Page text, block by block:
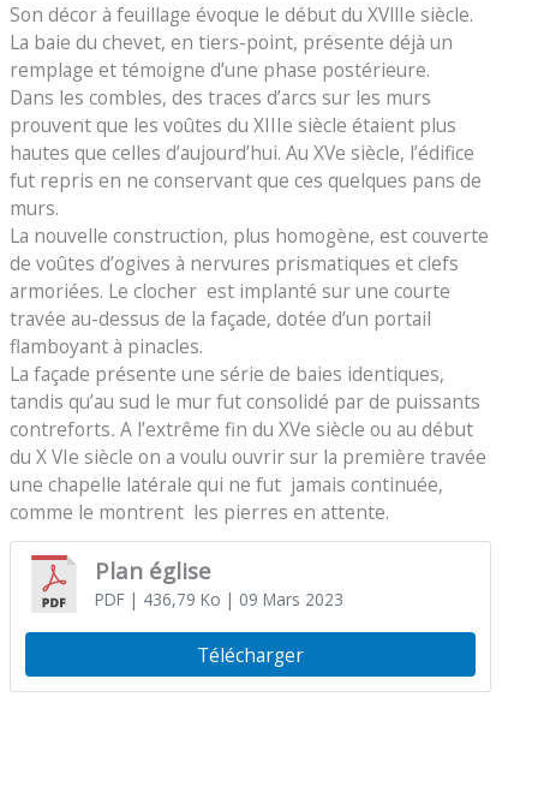
Son décor à feuillage évoque le début du XVllIe siècle.
La baie du chevet, en tiers-point, présente déjà un
remplage et témoigne d’une phase postérieure.
Dans les combles, des traces d’arcs sur les murs
prouvent que les voûtes du XIIIe siècle étaient plus
hautes que celles d’aujourd’hui. Au XVe siècle, l’édifice
fut repris en ne conservant que ces quelques pans de
murs.
La nouvelle construction, plus homogène, est couverte
de voûtes d’ogives à nervures prismatiques et clefs
armoriées. Le clocher est implanté sur une courte
travée au-dessus de la façade, dotée d’un portail
flamboyant à pinacles.
La façade présente une série de baies identiques,
tandis qu’au sud le mur fut consolidé par de puissants
contreforts.A l’extrême fin du XVe siècle ou au début
du X VIe siècle on a voulu ouvrir sur la première travée
une chapelle latérale qui ne fut jamais continuée,
comme le montrent les pierres en attente.
Plan église
PDF| 436,79 Ko | 09 Mars 2023
Télécharger